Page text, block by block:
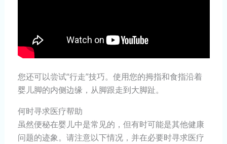
您还可以尝试“行走”技巧。使用您的拇指和食指沿着
婴儿脚的内侧边缘，从脚跟走到大脚趾。
何时寻求医疗帮助
虽然便秘在婴儿中是常见的，但有时可能是其他健康
问题的迹象。请注意以下情况，并在必要时寻求医疗